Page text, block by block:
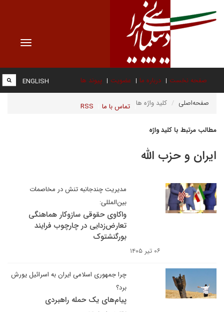
Toggle
صفحه نخست درباره ما عضویت پیوند ها
تماس با ما RSS
ENGLISH
صفحه‌اصلی کلید واژه ها
مطالب مرتبط با کلید واژه
ایران و حزب الله
مدیریت چندجانبه تنش در مخاصمات
بین‌المللی:
واکاوی حقوقی سازوکار هماهنگی
تعارض‌زدایی در چارچوب فرایند
بورگنشتوک
۰۶ تیر ۱۴۰۵
چرا جمهوری اسلامی ایران به اسرائیل یورش
برد؟
پیام‌های یک حمله راهبردی